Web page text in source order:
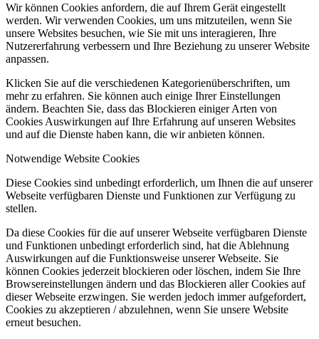
Wir können Cookies anfordern, die auf Ihrem Gerät eingestellt
werden. Wir verwenden Cookies, um uns mitzuteilen, wenn Sie
unsere Websites besuchen, wie Sie mit uns interagieren, Ihre
Nutzererfahrung verbessern und Ihre Beziehung zu unserer Website
anpassen.
Klicken Sie auf die verschiedenen Kategorienüberschriften, um
mehr zu erfahren. Sie können auch einige Ihrer Einstellungen
ändern. Beachten Sie, dass das Blockieren einiger Arten von
Cookies Auswirkungen auf Ihre Erfahrung auf unseren Websites
und auf die Dienste haben kann, die wir anbieten können.
Notwendige Website Cookies
Diese Cookies sind unbedingt erforderlich, um Ihnen die auf unserer
Webseite verfügbaren Dienste und Funktionen zur Verfügung zu
stellen.
Da diese Cookies für die auf unserer Webseite verfügbaren Dienste
und Funktionen unbedingt erforderlich sind, hat die Ablehnung
Auswirkungen auf die Funktionsweise unserer Webseite. Sie
können Cookies jederzeit blockieren oder löschen, indem Sie Ihre
Browsereinstellungen ändern und das Blockieren aller Cookies auf
dieser Webseite erzwingen. Sie werden jedoch immer aufgefordert,
Cookies zu akzeptieren / abzulehnen, wenn Sie unsere Website
erneut besuchen.